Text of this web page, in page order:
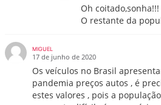
Oh
O restante da
MIGUEL
17 de junho de 2020
Os veículos no Brasil
pandemia preços autos , é
estes valores , pois a